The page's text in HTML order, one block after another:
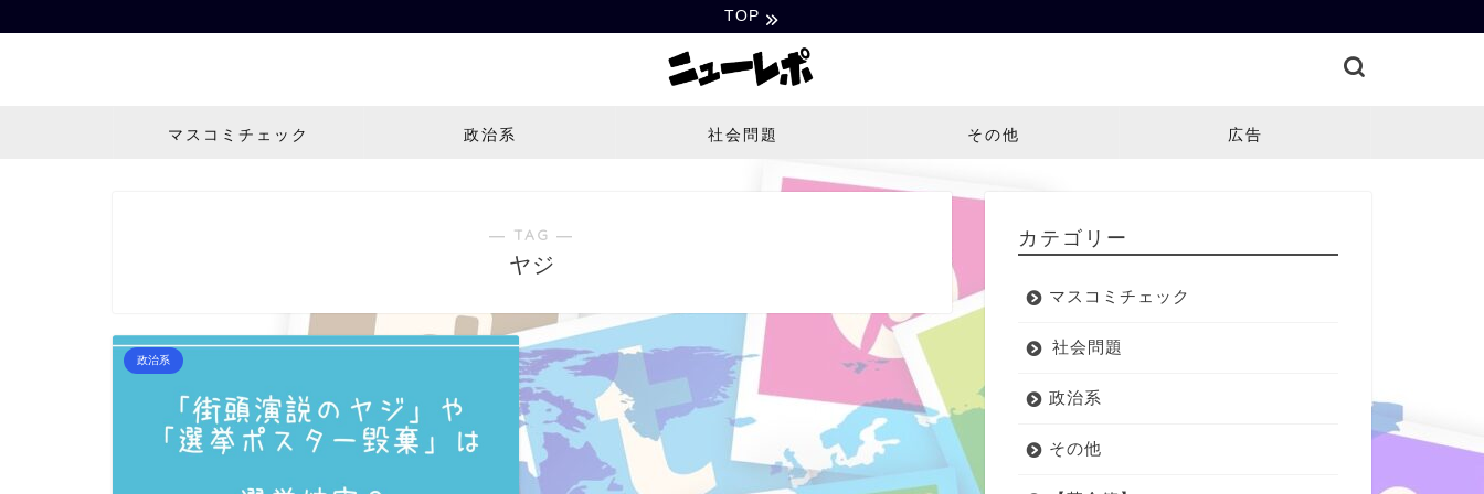
TOP
マスコミチェック 政治系 社会問題 その他 広告
― TAG ―
ヤジ
政治系
カテゴリー
マスコミチェック
社会問題
政治系
その他